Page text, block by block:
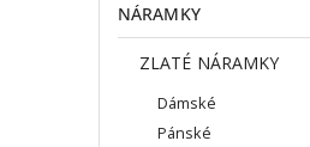
NÁRAMKY
ZLATÉ NÁRAMKY
Dámské
Pánské